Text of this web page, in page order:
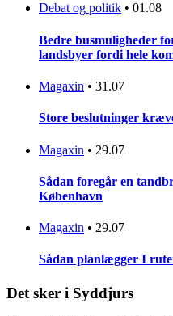
Debat og politik • 01.08
Bedre busmuligheder
landsbyer fordi hele
Magaxin • 31.07
Store beslutninger
Magaxin • 29.07
Sådan foregår en
København
Magaxin • 29.07
Sådan planlægger I
Det sker i Syddjurs